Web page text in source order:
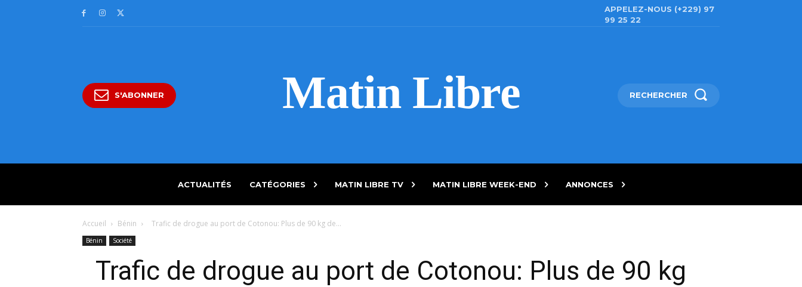
APPELEZ-NOUS (+229) 97
99 25 22
S'ABONNER Matin Libre RECHERCHER
ACTUALITÉS CATÉGORIES MATIN LIBRE TV MATIN LIBRE WEEK-END ANNONCES
Accueil Bénin Trafic de drogue au port de Cotonou: Plus de 90 kg de...
Bénin Société
Trafic de drogue au port de Cotonou: Plus de 90 kg